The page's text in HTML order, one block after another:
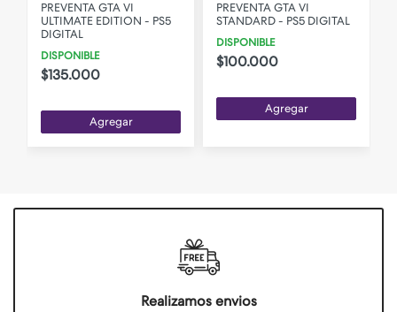
PREVENTA GTA VI
ULTIMATE EDITION - PS5
DIGITAL
DISPONIBLE
$135.000
Agregar
PREVENTA GTA VI
STANDARD - PS5 DIGITAL
DISPONIBLE
$100.000
Agregar
Realizamos envios